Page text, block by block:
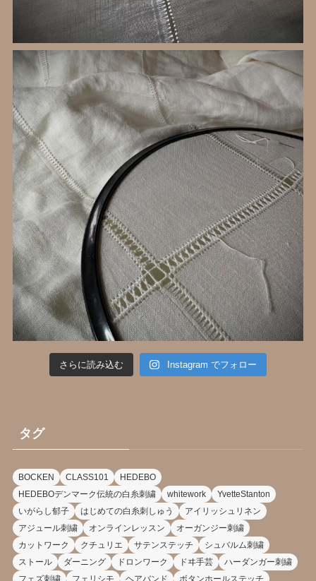
さらに読み込む Instagram でフォロー
タグ
BOCKEN CLASS101
HEDEBO
HEDEBOデンマーク伝統の白糸刺繍
whitework
YvetteStanton
いがらし郁子
はじめての白糸刺しゅう
アイリッシュリネン
アジュール刺繍
オンラインレッスン
オーガンジー刺繍
カットワーク
クチュリエ サテンステッチ
シュバルム刺繍
ストール
ダーニング ドロンワーク ドヰ手芸
ハーダンガー刺繍
フェズ刺繍
フェリシモ ヘアバンド ボタンホールステッチ